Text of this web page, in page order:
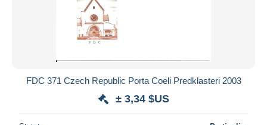
FDC 371 Czech Republic Porta Coeli Predklasteri 2003
± 3,34 $US